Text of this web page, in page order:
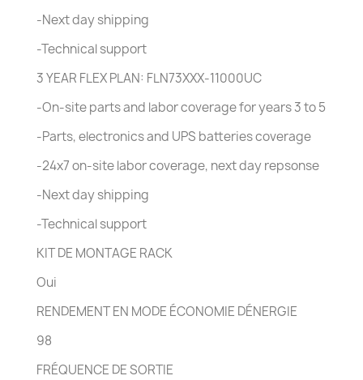
-Next day shipping
-Technical support
3 YEAR FLEX PLAN: FLN73XXX-11000UC
-On-site parts and labor coverage for years 3 to 5
-Parts, electronics and UPS batteries coverage
-24x7 on-site labor coverage, next day repsonse
-Next day shipping
-Technical support
KIT DE MONTAGE RACK
Oui
RENDEMENT EN MODE ÉCONOMIE DÉNERGIE
98
FRÉQUENCE DE SORTIE